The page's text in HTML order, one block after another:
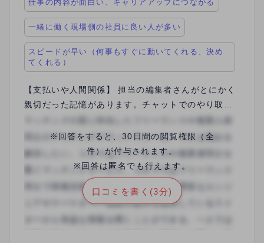
仕事の内容が面白い、キャリアアップにつながる
一緒に働く現場側の社員に良い人が多い
スピードが早い（何事もすぐに動いてくれる、決め
てくれる）
【支払いや人間関係】 担当の編集者さんがとにかく
親切だった記憶があります。チャットでのやり取り
がとてもスムーズで、何かに困ったこともなく、と
ても安心して仕事ができました。 【行った業務内
容】 Web記事ライティングです。ひと月あたり4件
ほどいただいていました。構成制作の時点で一度添
削していただき、その後OKをいただいたら原稿制作
に入り、原稿でも細やかな添削をしていただきまし
た。おかげでライターとしてのスキルアップにもつ
ながりましたので、大変印象に残っているクライア
※回答をすると、30日間の閲覧権限（全
件）が付与されます。
※回答は匿名でも行えます。
口コミを書く(3分)